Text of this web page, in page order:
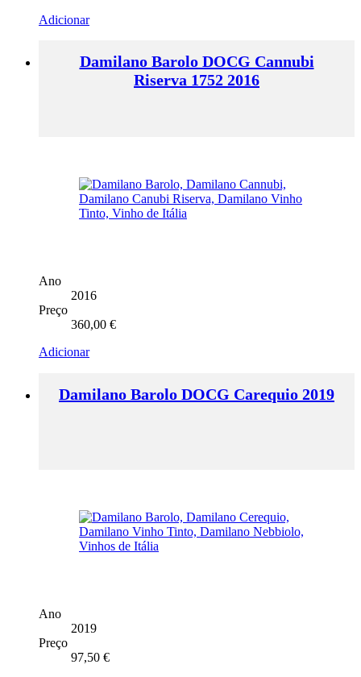
Adicionar
Damilano Barolo DOCG Cannubi
Riserva 1752 2016
Ano
2016
Preço
360,00 €
Adicionar
Damilano Barolo DOCG Carequio 2019
Ano
2019
Preço
97,50 €